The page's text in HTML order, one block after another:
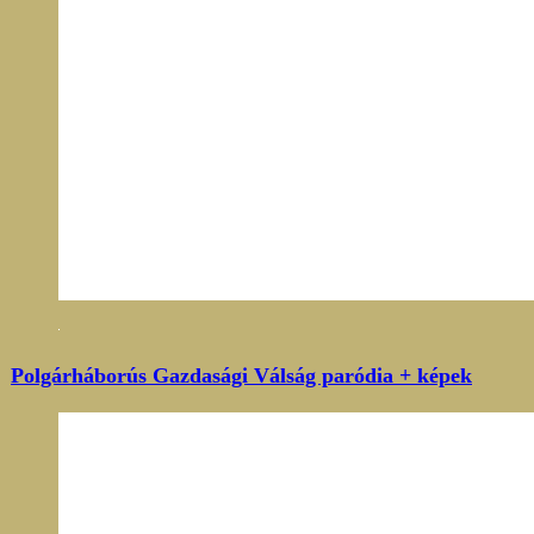
Polgárháborús Gazdasági Válság paródia + képek